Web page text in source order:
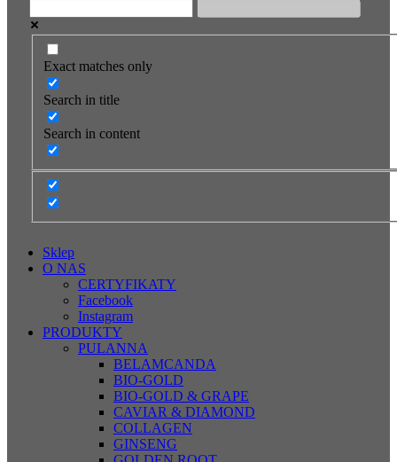
Exact matches only
Search in title
Search in content
Sklep
O NAS
CERTYFIKATY
Facebook
Instagram
PRODUKTY
PULANNA
BELAMCANDA
BIO-GOLD
BIO-GOLD & GRAPE
CAVIAR & DIAMOND
COLLAGEN
GINSENG